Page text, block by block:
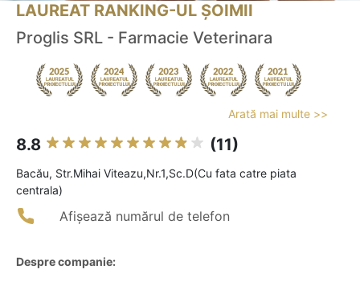
LAUREAT RANKING-UL ȘOIMII
Proglis SRL - Farmacie Veterinara
Arată mai multe >>
8.8 (11)
Bacău, Str.Mihai Viteazu,Nr.1,Sc.D(Cu fata catre piata
centrala)
Afișează numărul de telefon
Despre companie: